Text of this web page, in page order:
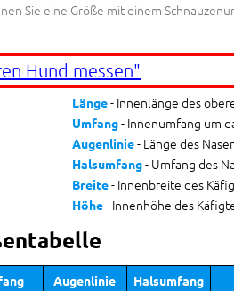
Sie eine Größe mit einem
Hund messen"
Länge- Innenlänge des
Umfang- Innenumfang um
Augenlinie- Länge des
Halsumfang- Umfang des
Breite- Innenbreite des
Höhe- Innenhöhe des
Augenlinie
Halsumfang